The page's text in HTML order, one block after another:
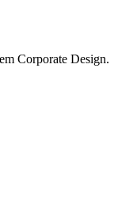
Corporate Design.